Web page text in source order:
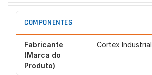
COMPONENTES
Fabricante
(Marca do
Produto)
Cortex Industrial